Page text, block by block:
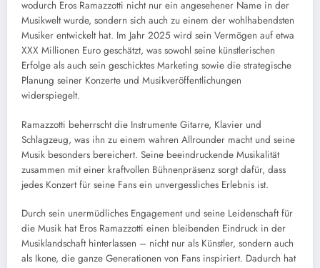
wodurch Eros Ramazzotti nicht nur ein angesehener Name in der
Musikwelt wurde, sondern sich auch zu einem der wohlhabendsten
Musiker entwickelt hat. Im Jahr 2025 wird sein Vermögen auf etwa
XXX Millionen Euro geschätzt, was sowohl seine künstlerischen
Erfolge als auch sein geschicktes Marketing sowie die strategische
Planung seiner Konzerte und Musikveröffentlichungen
widerspiegelt.
Ramazzotti beherrscht die Instrumente Gitarre, Klavier und
Schlagzeug, was ihn zu einem wahren Allrounder macht und seine
Musik besonders bereichert. Seine beeindruckende Musikalität
zusammen mit einer kraftvollen Bühnenpräsenz sorgt dafür, dass
jedes Konzert für seine Fans ein unvergessliches Erlebnis ist.
Durch sein unermüdliches Engagement und seine Leidenschaft für
die Musik hat Eros Ramazzotti einen bleibenden Eindruck in der
Musiklandschaft hinterlassen – nicht nur als Künstler, sondern auch
als Ikone, die ganze Generationen von Fans inspiriert. Dadurch hat